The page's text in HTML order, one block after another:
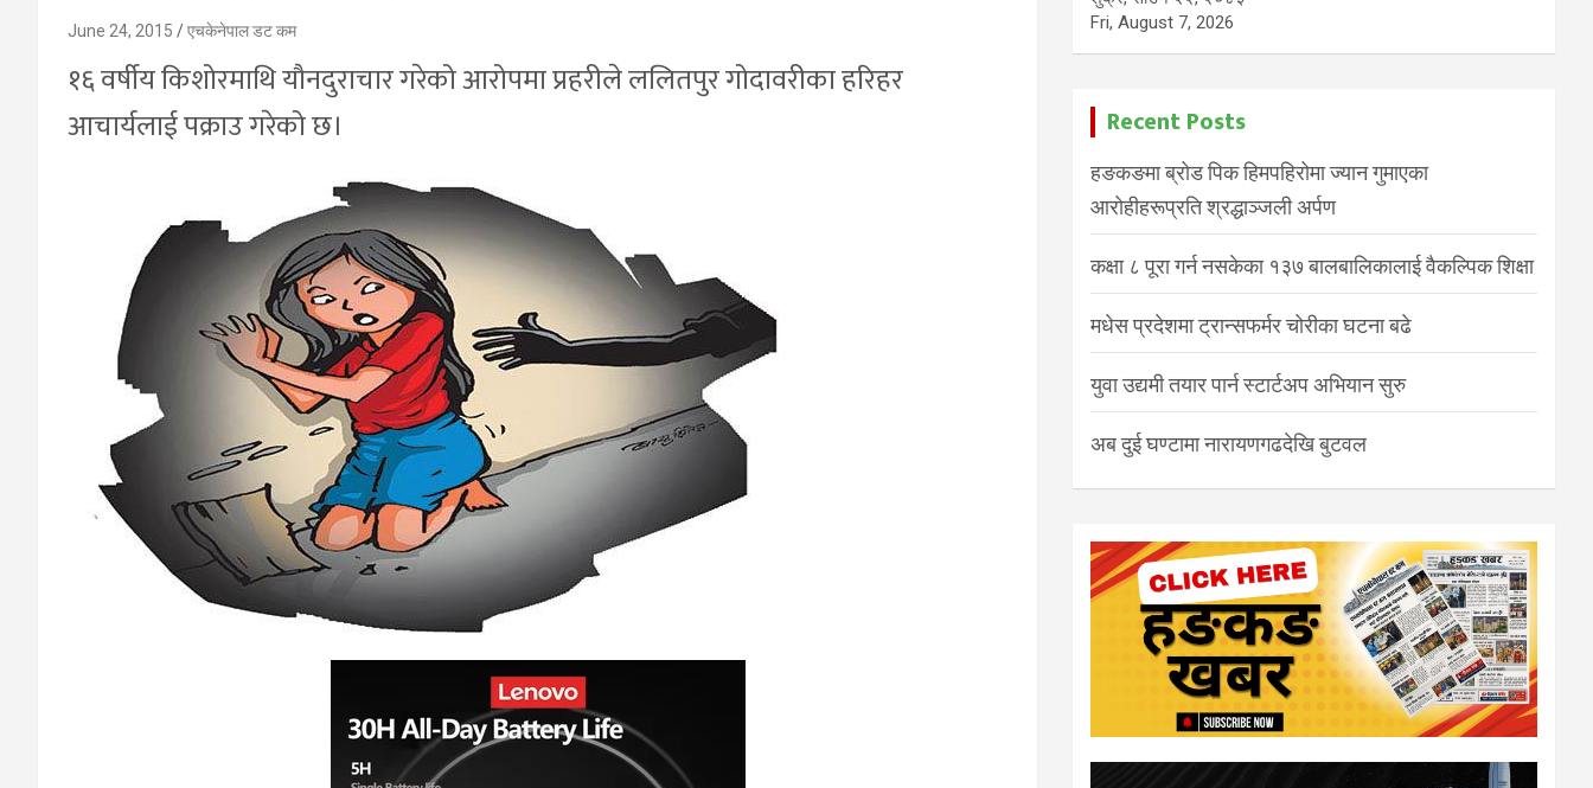
June 24, 2015 एचकेनेपाल डट कम
१६ वर्षीय किशोरमाथि यौनदुराचार गरेको आरोपमा प्रहरीले ललितपुर गोदावरीका हरिहर
आचार्यलाई पक्राउ गरेको छ।
Fri, August 7, 2026
Recent Posts
हङकङमा ब्रोड पिक हिमपहिरोमा ज्यान गुमाएका
आरोहीहरूप्रति श्रद्धाञ्जली अर्पण
कक्षा ८ पूरा गर्न नसकेका १३७ बालबालिकालाई वैकल्पिक शिक्षा
मधेस प्रदेशमा ट्रान्सफर्मर चोरीका घटना बढे
युवा उद्यमी तयार पार्न स्टार्टअप अभियान सुरु
अब दुई घण्टामा नारायणगढदेखि बुटवल